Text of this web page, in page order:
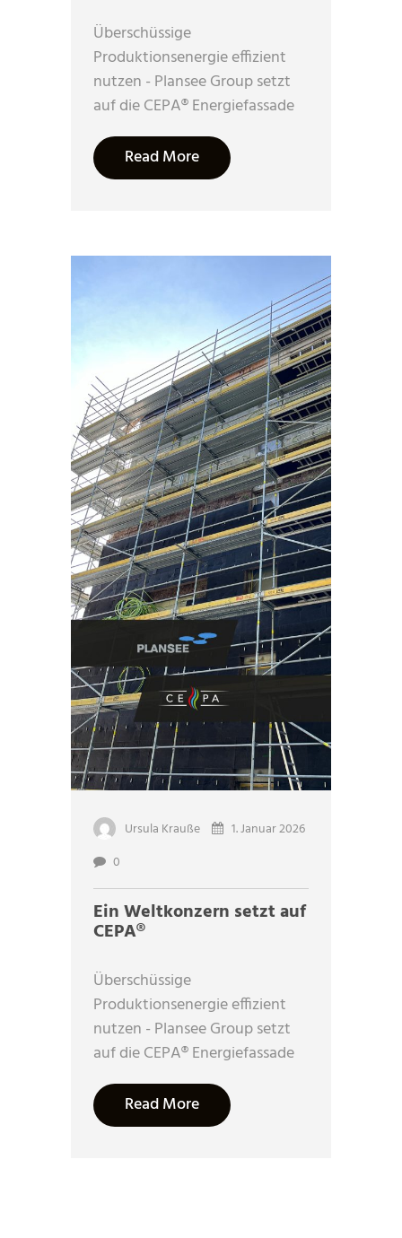
Überschüssige
Produktionsenergie effizient
nutzen - Plansee Group setzt
auf die CEPA® Energiefassade
Read More
Ursula Krauße
1. Januar 2026
0
Ein Weltkonzern setzt auf
CEPA®
Überschüssige
Produktionsenergie effizient
nutzen - Plansee Group setzt
auf die CEPA® Energiefassade
Read More